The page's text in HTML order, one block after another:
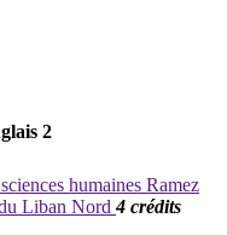
2
humaines Ramez
Liban Nord4 crédits